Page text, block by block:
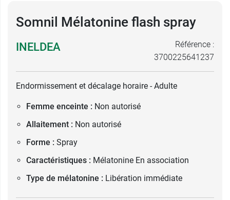
Somnil Mélatonine flash spray
INELDEA
Référence :
3700225641237
Endormissement et décalage horaire - Adulte
Femme enceinte : Non autorisé
Allaitement : Non autorisé
Forme : Spray
Caractéristiques : Mélatonine En association
Type de mélatonine : Libération immédiate